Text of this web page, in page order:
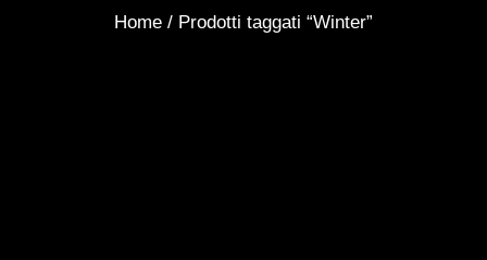
Home Prodotti taggati “Winter”